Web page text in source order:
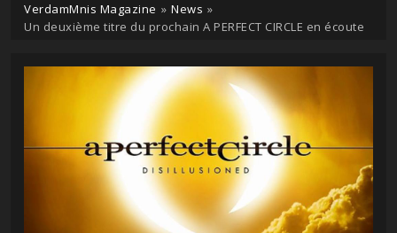
VerdamMnis Magazine » News »
Un deuxième titre du prochain A PERFECT CIRCLE en écoute